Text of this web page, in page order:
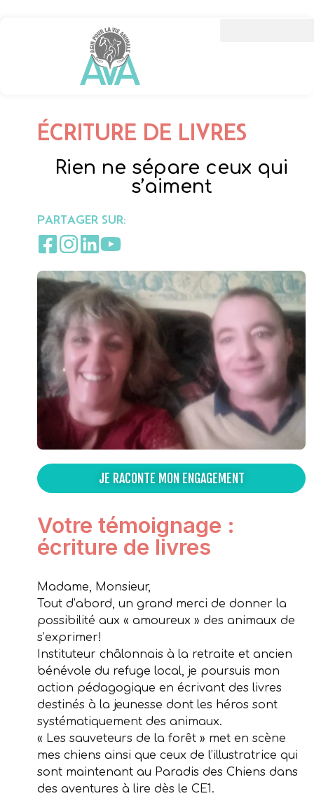
ÉCRITURE DE LIVRES
Rien ne sépare ceux qui
s’aiment
PARTAGER SUR:
JE RACONTE MON ENGAGEMENT
Votre témoignage :
écriture de livres
Madame, Monsieur,
Tout d’abord, un grand merci de donner la
possibilité aux « amoureux » des animaux de
s’exprimer!
Instituteur châlonnais à la retraite et ancien
bénévole du refuge local, je poursuis mon
action pédagogique en écrivant des livres
destinés à la jeunesse dont les héros sont
systématiquement des animaux.
« Les sauveteurs de la forêt » met en scène
mes chiens ainsi que ceux de l’illustratrice qui
sont maintenant au Paradis des Chiens dans
des aventures à lire dès le CE1.